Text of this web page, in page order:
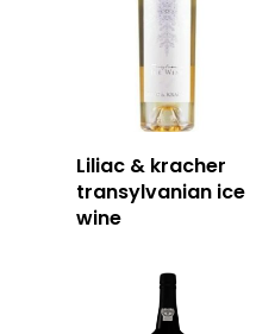
Liliac & kracher
transylvanian ice
wine